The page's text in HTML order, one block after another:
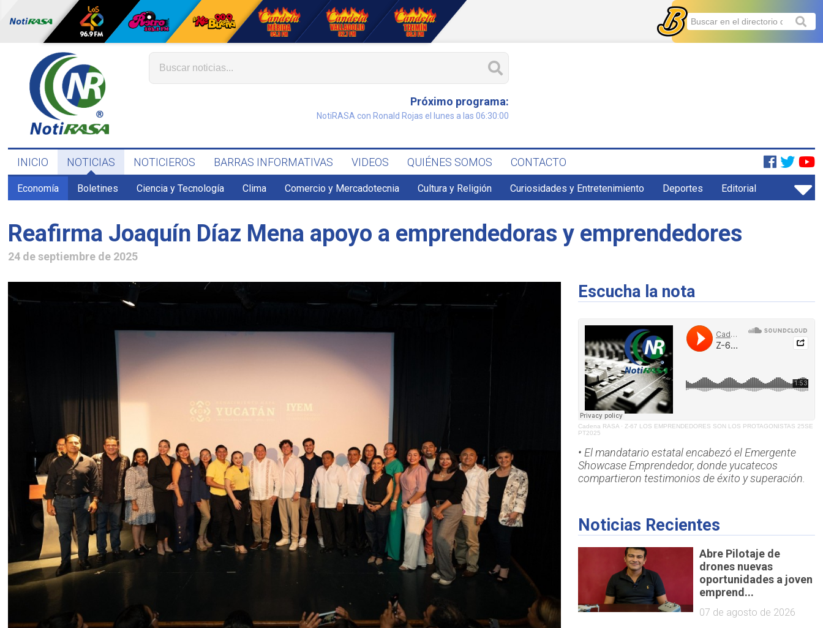
Próximo programa:
NotiRASA con Ronald Rojas el lunes a las 06:30:00
INICIO NOTICIAS NOTICIEROS BARRAS INFORMATIVAS VIDEOS QUIÉNES SOMOS CONTACTO
Economía Boletines Ciencia y Tecnología Clima Comercio y Mercadotecnia Cultura y Religión Curiosidades y Entretenimiento Deportes Editorial
Reafirma Joaquín Díaz Mena apoyo a emprendedoras y emprendedores
24 de septiembre de 2025
Escucha la nota
Cadena RASA· Z-67 LOS EMPRENDEDORES SON LOS PROTAGONISTAS 25SE
PT2025
• El mandatario estatal encabezó el Emergente
Showcase Emprendedor, donde yucatecos
compartieron testimonios de éxito y superación.
Noticias Recientes
Abre Pilotaje de
drones nuevas
oportunidades a joven
emprend...
07 de agosto de 2026